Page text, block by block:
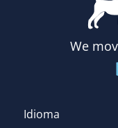
We
Idioma